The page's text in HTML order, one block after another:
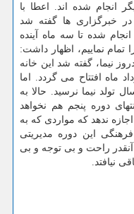
انجام شده اند. اعطا با
به اینکه در ۱۷ اردیبهشت ۹۹ در خبرگزاری ها گفته شد
انجام شده تا سه ماه آینده
تمام نماییم، اظهار داشت:
نیما، گفته شد این خانه
ماه افتتاح می گردد. اما
نیما نرسید. حالا به
دوره پنجم هم نخواهد
ندهد که مواردی که به
این دوره مدیریتی
راحت و بی توجه و بی
نیافتد.